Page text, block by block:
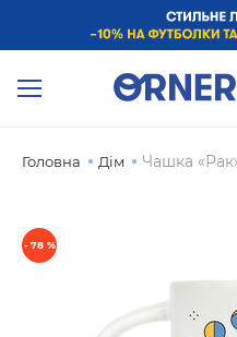
Головна Дiм Чашка
- 78 %